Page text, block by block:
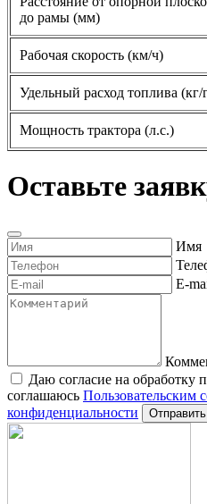
Расстояние от опорной
до рамы (мм)
Рабочая скорость (км/ч)
Удельный расход топлива (кг/
Мощность трактора (л.с.)
Оставьте
Имя
Даю согласие на обработку
соглашаюсьПользовательским
конфиденциальности